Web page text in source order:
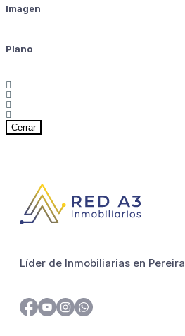
Imagen
Plano
Cerrar
Líder de Inmobiliarias en Pereira